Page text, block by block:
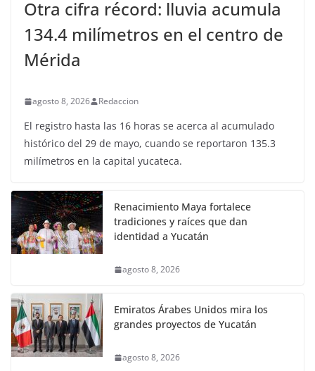
Otra cifra récord: lluvia acumula
134.4 milímetros en el centro de
Mérida
agosto 8, 2026 Redaccion
El registro hasta las 16 horas se acerca al acumulado
histórico del 29 de mayo, cuando se reportaron 135.3
milímetros en la capital yucateca.
Renacimiento Maya fortalece
tradiciones y raíces que dan
identidad a Yucatán
agosto 8, 2026
Emiratos Árabes Unidos mira los
grandes proyectos de Yucatán
agosto 8, 2026